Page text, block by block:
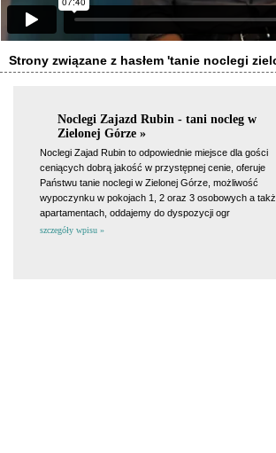
Strony związane z hasłem 'tanie noclegi
Noclegi Zajazd Rubin - tani nocleg w
Zielonej Górze »
Noclegi Zajad Rubin to odpowiednie miejsce dla gości
ceniących dobrą jakość w przystępnej cenie, oferuje
Państwu tanie noclegi w Zielonej Górze, możliwość
wypoczynku w pokojach 1, 2 oraz 3 osobowych a
apartamentach, oddajemy do dyspozycji ogr
szczegóły wpisu »